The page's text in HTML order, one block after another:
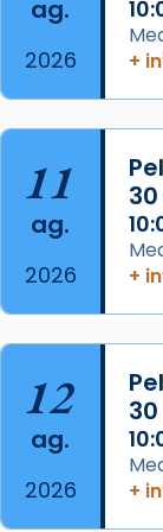
comitè
del Sant
Josep
Mons.
📸 Dr. G.
Photo
View on Facebook
2 weeks
Memòria de
ag.
2026
+
11
ag.
2026
+
12
ag.
2026
+